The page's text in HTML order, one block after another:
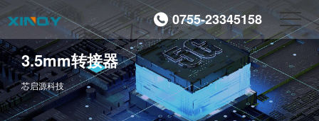
0755-23345158
3.5mm转接器
芯启源科技